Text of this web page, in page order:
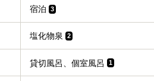
宿泊 3
塩化物泉 2
貸切風呂、個室風呂 1